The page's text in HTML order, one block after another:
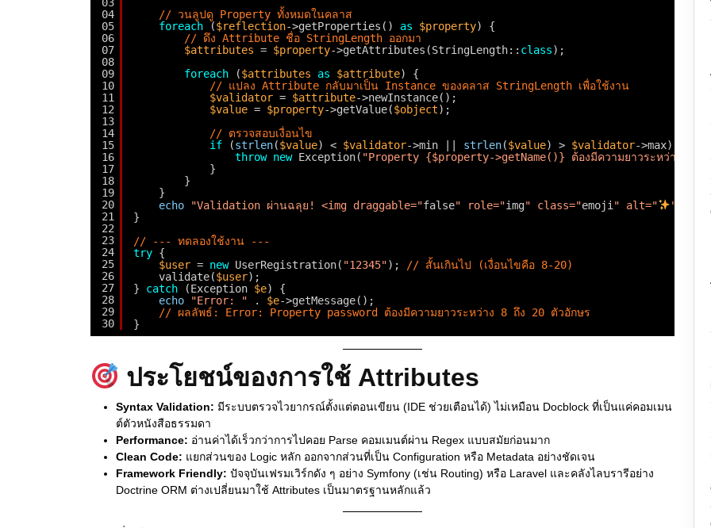
04
05
06
07
08
09
10
11
12
13
14
15
16
17
18
19
20
21
22
23
24
25
26
27
28
29
30
// วนลูปดู Property ทั้งหมดในคลาส
foreach
($reflection->getProperties() as $property) {
// ดึง Attribute ชื่อ StringLength ออกมา
$attributes = $property->getAttributes(StringLength:: class);
foreach
($attributes as $attribute) {
// แปลง Attribute กลับมาเป็น Instance ของคลาส StringLength เพื่อใช้งาน
$validator = $attribute->newInstance();
$value = $property->getValue($object);
// ตรวจสอบเงื่อนไข
if
(strlen($value) < $validator->min || strlen($value) > $validator->max) {
throw new Exception( "Property {$property->getName()} ต้องมีความยาวระหว่าง
}
}
}
echo
"Validation ผ่านฉลุย! <img draggable="false" role="img" class="emoji " alt="
"
}
// --- ทดลองใช้งาน ---
try {
$user = new UserRegistration( "12345");
// สั้นเกินไป (เงื่อนไขคือ 8-20)
validate($user);
} catch (Exception $e) {
echo
"Error: " . $e->getMessage();
// ผลลัพธ์: Error: Property password ต้องมีความยาวระหว่าง 8 ถึง 20 ตัวอักษร
}
ประโยชน์ของการใช้ Attributes
Syntax Validation: มีระบบตรวจไวยากรณ์ตั้งแต่ตอนเขียน (IDE ช่วยเตือนได้) ไม่เหมือน Docblock ที่เป็นแค่คอมเมน
ต์ตัวหนังสือธรรมดา
Performance: อ่านค่าได้เร็วกว่าการไปคอย Parse คอมเมนต์ผ่าน Regex แบบสมัยก่อนมาก
Clean Code: แยกส่วนของ Logic หลัก ออกจากส่วนที่เป็น Configuration หรือ Metadata อย่างชัดเจน
Framework Friendly: ปัจจุบันเฟรมเวิร์กดัง ๆ อย่าง Symfony (เช่น Routing) หรือ Laravel และคลังไลบรารีอย่าง
Doctrine ORM ต่างเปลี่ยนมาใช้ Attributes เป็นมาตรฐานหลักแล้ว